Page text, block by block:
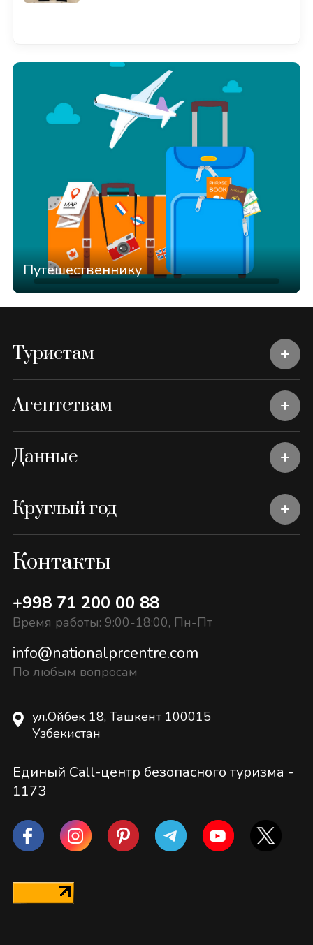
Путешественнику
Туристам
Агентствам
Данные
Круглый год
Контакты
+998 71 200 00 88
Время работы: 9:00-18:00, Пн-Пт
info@nationalprcentre.com
По любым вопросам
ул.Ойбек 18, Ташкент 100015
Узбекистан
Единый Call-центр безопасного туризма -
1173